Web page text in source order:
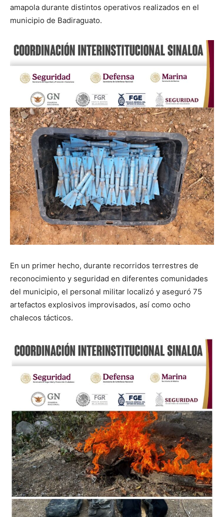
amapola durante distintos operativos realizados en el
municipio de Badiraguato.
En un primer hecho, durante recorridos terrestres de
reconocimiento y seguridad en diferentes comunidades
del municipio, el personal militar localizó y aseguró 75
artefactos explosivos improvisados, así como ocho
chalecos tácticos.